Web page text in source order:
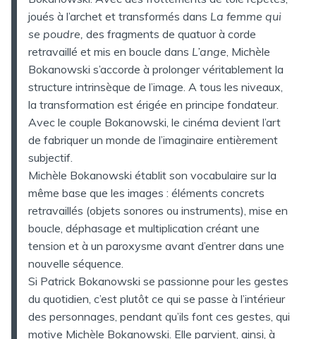
joués à l’archet et transformés dans La femme qui
se poudre, des fragments de quatuor à corde
retravaillé et mis en boucle dans L’ange , Michèle
Bokanowski s’accorde à prolonger véritablement la
structure intrinsèque de l’image. A tous les niveaux,
la transformation est érigée en principe fondateur.
Avec le couple Bokanowski, le cinéma devient l’art
de fabriquer un monde de l’imaginaire entièrement
subjectif.
Michèle Bokanowski établit son vocabulaire sur la
même base que les images : éléments concrets
retravaillés (objets sonores ou instruments), mise en
boucle, déphasage et multiplication créant une
tension et à un paroxysme avant d’entrer dans une
nouvelle séquence.
Si Patrick Bokanowski se passionne pour les gestes
du quotidien, c’est plutôt ce qui se passe à l’intérieur
des personnages, pendant qu’ils font ces gestes, qui
motive Michèle Bokanowski. Elle parvient, ainsi, à